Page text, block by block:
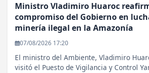
Ministro Vladimiro Huaroc
compromiso del Gobierno en
minería ilegal en la Amazonía
07/08/2026 17:20
El ministro del Ambiente, Vladimiro
visitó el Puesto de Vigilancia y Control